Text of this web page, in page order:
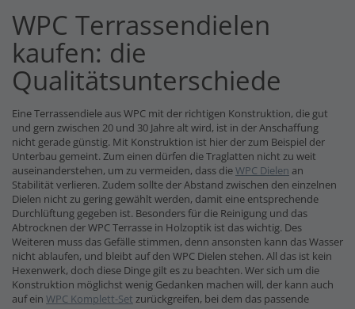
WPC Terrassendielen
kaufen: die
Qualitätsunterschiede
Eine Terrassendiele aus WPC mit der richtigen Konstruktion, die gut
und gern zwischen 20 und 30 Jahre alt wird, ist in der Anschaffung
nicht gerade günstig. Mit Konstruktion ist hier der zum Beispiel der
Unterbau gemeint. Zum einen dürfen die Traglatten nicht zu weit
auseinanderstehen, um zu vermeiden, dass dieWPC Dielen an
Stabilität verlieren. Zudem sollte der Abstand zwischen den einzelnen
Dielen nicht zu gering gewählt werden, damit eine entsprechende
Durchlüftung gegeben ist. Besonders für die Reinigung und das
Abtrocknen der WPC Terrasse in Holzoptik ist das wichtig. Des
Weiteren muss das Gefälle stimmen, denn ansonsten kann das Wasser
nicht ablaufen, und bleibt auf den WPC Dielen stehen. All das ist kein
Hexenwerk, doch diese Dinge gilt es zu beachten. Wer sich um die
Konstruktion möglichst wenig Gedanken machen will, der kann auch
auf ein WPC Komplett-Set zurückgreifen, bei dem das passende